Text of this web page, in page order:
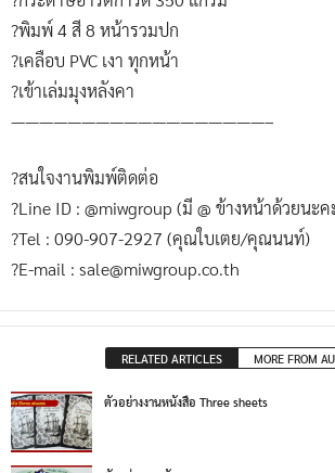
?พิมพ์ 4 สี 8 หน้ารวมปก
?เคลือบ PVC เงา ทุกหน้า
?เข้าเล่มมุงหลังคา
——————————————————–
?สนใจงานพิมพ์ติดต่อ
?Line ID : @miwgroup (มี @ ข้างหน้าด้วยนะค
?Tel : 090-907-2927 (คุณใบเตย/คุณนนท์)
?E-mail : sale@miwgroup.co.th
RELATED ARTICLES MORE FROM
ตัวอย่างงานหนังสือ Three sheets